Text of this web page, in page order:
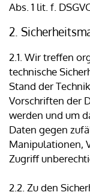
Abs. 1 lit. f.
2.
2.1. Wir treffen
technische
Stand der
Vorschriften der
werden und um
Daten gegen
Manipulationen,
Zugriff
2.2. Zu den